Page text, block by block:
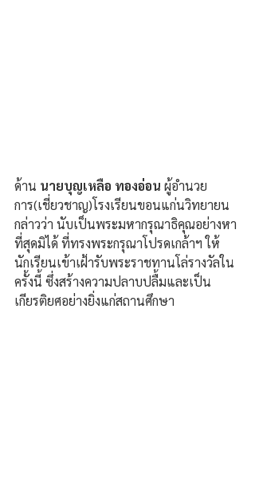
ด้าน นายบุญเหลือ ทองอ่อน ผู้อำนวย
การ(เชี่ยวชาญ)โรงเรียนขอนแก่นวิทยายน
กล่าวว่า นับเป็นพระมหากรุณาธิคุณอย่างหา
ที่สุดมิได้ ที่ทรงพระกรุณาโปรดเกล้าฯ ให้
นักเรียนเข้าเฝ้ารับพระราชทานโล่รางวัลใน
ครั้งนี้ ซึ่งสร้างความปลาบปลื้มและเป็น
เกียรติยศอย่างยิ่งแก่สถานศึกษา